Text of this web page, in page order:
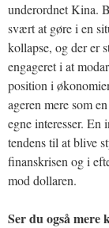
underordnet Kina.
svært at gøre i en
kollapse, og der er
engageret i at
position i
ageren mere som
egne interesser. En
tendens til at blive
finanskrisen og i
mod dollaren.
Ser du også mere